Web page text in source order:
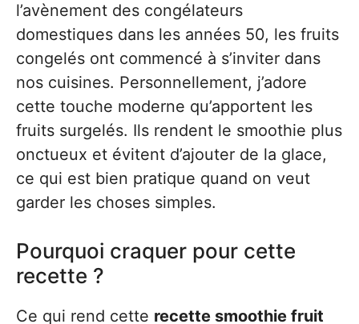
l’avènement des congélateurs
domestiques dans les années 50, les fruits
congelés ont commencé à s’inviter dans
nos cuisines. Personnellement, j’adore
cette touche moderne qu’apportent les
fruits surgelés. Ils rendent le smoothie plus
onctueux et évitent d’ajouter de la glace,
ce qui est bien pratique quand on veut
garder les choses simples.
Pourquoi craquer pour cette
recette ?
Ce qui rend cette recette smoothie fruit